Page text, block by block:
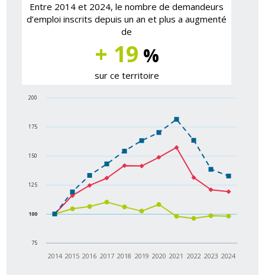
Entre 2014 et 2024, le nombre de demandeurs
d’emploi inscrits depuis un an et plus a augmenté
de
+ 19 %
sur ce territoire
2014 2015 2016 2017 2018 2019 2020 2021 2022 2023 2024
75
100
125
150
175
200